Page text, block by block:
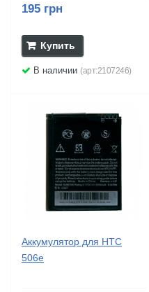
195 грн
Купить
В наличии (арт:2107246)
Аккумулятор для HTC
506e